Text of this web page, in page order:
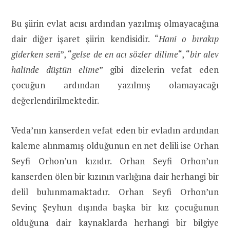
Bu şiirin evlat acısı ardından yazılmış olmayacağına
dair diğer işaret şiirin kendisidir. “Hani o bırakıp
giderken seni”, “gelse de en acı sözler dilime“, “bir alev
halinde düştün elime” gibi dizelerin vefat eden
çocuğun ardından yazılmış olamayacağı
değerlendirilmektedir.
Veda’nın kanserden vefat eden bir evladın ardından
kaleme alınmamış olduğunun en net delili ise Orhan
Seyfi Orhon’un kızıdır. Orhan Seyfi Orhon’un
kanserden ölen bir kızının varlığına dair herhangi bir
delil bulunmamaktadır. Orhan Seyfi Orhon’un
Sevinç Şeyhun dışında başka bir kız çocuğunun
olduğuna dair kaynaklarda herhangi bir bilgiye